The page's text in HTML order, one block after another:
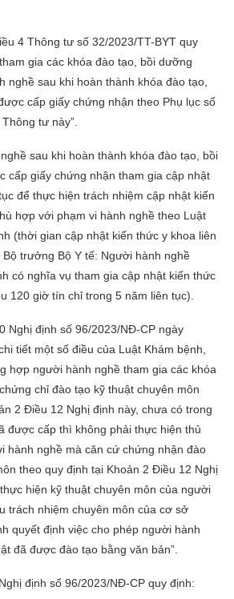
4 Thông tư số 32/2023/TT-BYT quy
gia các khóa đào tạo, bồi dưỡng
nghề sau khi hoàn thành khóa đào tạo,
cấp giấy chứng nhận theo Phụ lục số
tư này”.
sau khi hoàn thành khóa đào tạo, bồi
cấp giấy chứng nhận tham gia cập nhật
để thực hiện trách nhiệm cập nhật kiến
hợp với phạm vi hành nghề theo Luật
(thời gian cập nhật kiến thức y khoa liên
trưởng Bộ Y tế: Người hành nghề
có nghĩa vụ tham gia cập nhật kiến thức
120 giờ tín chỉ trong 5 năm liên tục).
Nghị định số 96/2023/NĐ-CP ngày
tiết một số điều của Luật Khám bệnh,
hợp người hành nghề tham gia các khóa
chỉ đào tạo kỹ thuật chuyên môn
2 Điều 12 Nghị định này, chưa có trong
được cấp thì không phải thực hiện thủ
hành nghề mà căn cứ chứng nhận đào
theo quy định tại Khoản 2 Điều 12 Nghị
hiện kỹ thuật chuyên môn của người
trách nhiệm chuyên môn của cơ sở
quyết định việc cho phép người hành
đã được đào tạo bằng văn bản”.
định số 96/2023/NĐ-CP quy định: